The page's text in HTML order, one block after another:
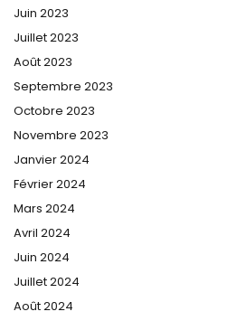
Juin 2023
Juillet 2023
Août 2023
Septembre 2023
Octobre 2023
Novembre 2023
Janvier 2024
Février 2024
Mars 2024
Avril 2024
Juin 2024
Juillet 2024
Août 2024